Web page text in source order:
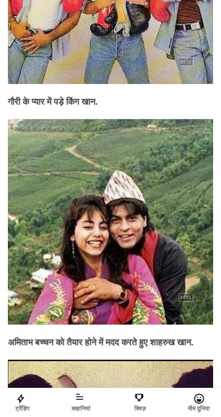
गौरी के प्यार में पड़े किंग खान.
अमिताभ बच्चन को तैयार होने में मदद करते हुए शाहरुख खान.
ट्रेंडिंग कहानियां क्विज़ मीम दुनिया